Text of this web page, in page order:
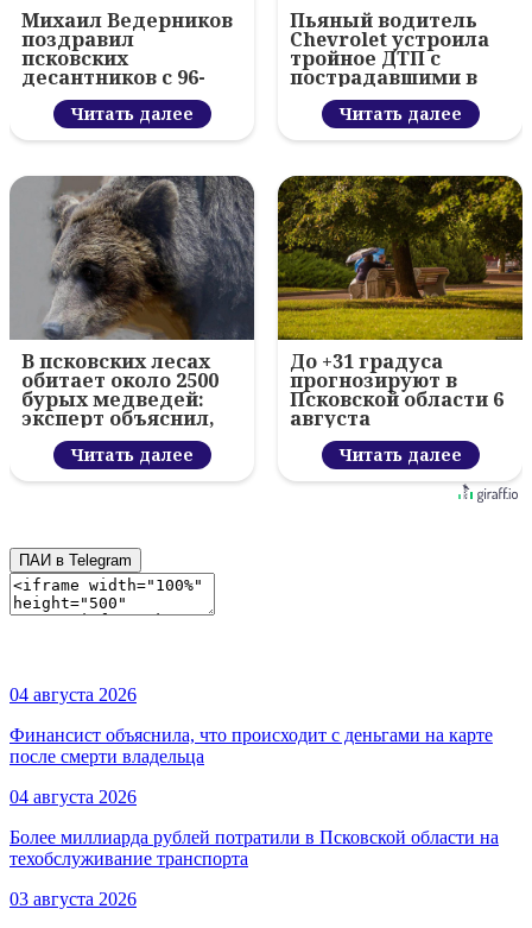
Михаил Ведерников
поздравил
псковских
десантников с 96-
летием ВДВ и
вручил награды
Читать далее
Пьяный водитель
Chevrolet устроила
тройное ДТП с
пострадавшими в
Пскове
Читать далее
В псковских лесах
обитает около 2500
бурых медведей:
эксперт объяснил,
как обезопасить
себя Читать далее
До +31 градуса
прогнозируют в
Псковской области 6
августа
Читать далее
ПАИ в Telegram
04 августа 2026
Финансист объяснила, что происходит с деньгами на карте
после смерти владельца
04 августа 2026
Более миллиарда рублей потратили в Псковской области на
техобслуживание транспорта
03 августа 2026